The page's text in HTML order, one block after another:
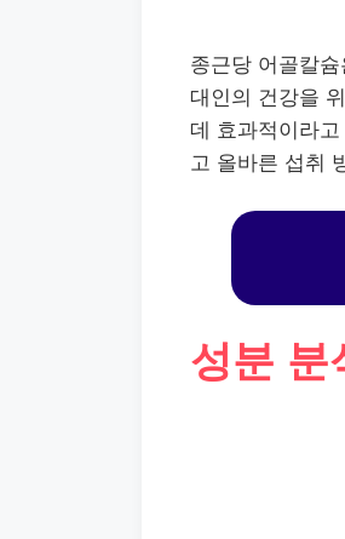
종근당 어골칼
대인의 건강을
데 효과적이라
고 올바른 섭취
성분 분